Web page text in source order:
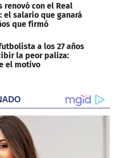
renovó con el Real
el salario que ganará
que firmó
a los 27 años
la peor paliza:
el motivo